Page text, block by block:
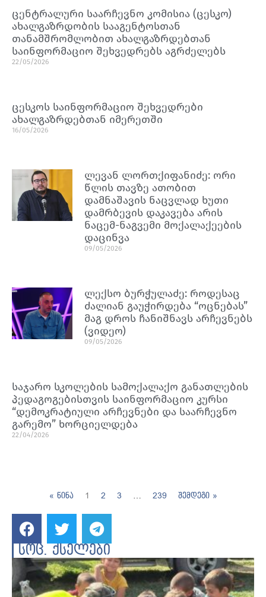
ცენტრალური საარჩევნო კომისია (ცესკო)
ახალგაზრდობის სააგენტოსთან
თანამშრომლობით ახალგაზრდებთან
საინფორმაციო შეხვედრებს აგრძელებს
22/05/2026
ცესკოს საინფორმაციო შეხვედრები
ახალგაზრდებთან იმერეთში
16/05/2026
ლევან ლორთქიფანიძე: ორი
წლის თავზე ათობით
დამნაშავის ნაცვლად ხუთი
დამრბევის დაკავება არის
ნაცემ-ნაგვემი მოქალაქეების
დაცინვა
09/05/2026
ლექსო ბურჭულაძე: როდესაც
ძალიან გაუჭირდება “ოცნებას”
მაგ დროს ჩანიშნავს არჩევნებს
(ვიდეო)
09/05/2026
საჯარო სკოლების სამოქალაქო განათლების
პედაგოგებისთვის საინფორმაციო კურსი
“დემოკრატიული არჩევნები და საარჩევნო
გარემო” ხორციელდება
22/04/2026
« წინა 1 2 3 … 239 შემდეგი »
სოც. ქსელები